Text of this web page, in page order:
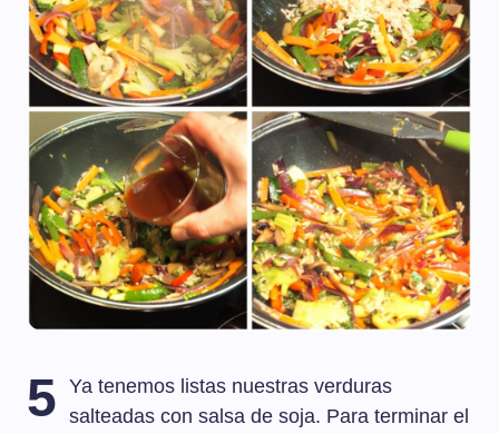
5
Ya tenemos listas nuestras verduras
salteadas con salsa de soja. Para terminar el